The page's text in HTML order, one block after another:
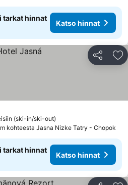
tarkat hinnat
Katso hinnat
Jaa
(ski-in/ski-out)
kohteesta Jasna Nizke Tatry - Chopok
tarkat hinnat
Katso hinnat